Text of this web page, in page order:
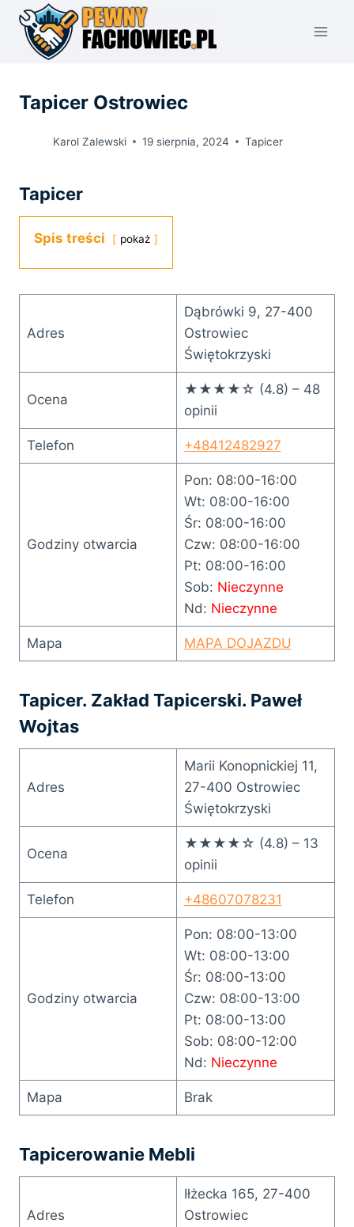
Przejdź
treści
Tapicer Ostrowiec
Karol Zalewski 19 sierpnia, 2024 Tapicer
Tapicer
Spis treści pokaż
Adres
Dąbrówki 9, 27-400
Ostrowiec
Świętokrzyski
Ocena
★★★★☆ (4.8) – 48
opinii
Telefon +48412482927
Godziny otwarcia
Pon: 08:00-16:00
Wt: 08:00-16:00
Śr: 08:00-16:00
Czw: 08:00-16:00
Pt: 08:00-16:00
Sob: Nieczynne
Nd: Nieczynne
Mapa MAPA DOJAZDU
Tapicer. Zakład Tapicerski. Paweł
Wojtas
Adres
Marii Konopnickiej 11,
27-400 Ostrowiec
Świętokrzyski
Ocena
★★★★☆ (4.8) – 13
opinii
Telefon +48607078231
Godziny otwarcia
Pon: 08:00-13:00
Wt: 08:00-13:00
Śr: 08:00-13:00
Czw: 08:00-13:00
Pt: 08:00-13:00
Sob: 08:00-12:00
Nd: Nieczynne
Mapa Brak
Tapicerowanie Mebli
Adres
Iłżecka 165, 27-400
Ostrowiec